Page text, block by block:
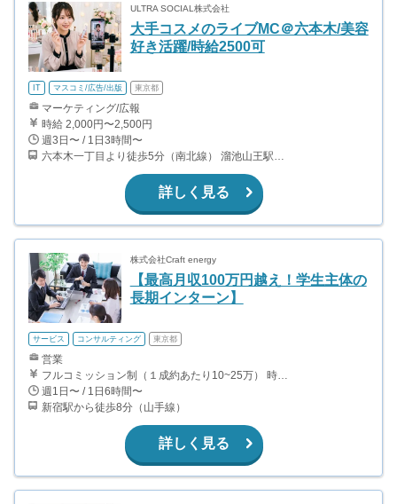
ULTRA SOCIAL株式会社
大手コスメのライブMC＠六本木/美容
好き活躍/時給2500可
IT マスコミ/広告/出版 東京都
マーケティング/広報
時給 2,000円〜2,500円
週3日〜 / 1日3時間〜
詳しく見る
株式会社Craft energy
【最高月収100万円越え！学生主体の
長期インターン】
サービス コンサルティング 東京都
営業
フルコミッション制（１成約あたり10~25万） 時給換算で（2000円〜2500円）程度が目安となります。 月100万を稼ぐ学生多数在籍しています。 ■収入例 〇入社1か月目（早稲田大学2年生） 役職：アポインター 月間1契約×10万円＝10万円 ＋交通費 〇入社3か月目（明治大学2年生） 役職：アポインター 月間2契約×13万円＝26万円 ＋交通費 〇入社6か月目（慶應義塾大学3年生） 役職：アポインター 月間5契約×15万円＝75万円 ＋交通費 〇入社15か月目（東京大学3年生） 役職：クローザー 月間3契約×25万=75万円 ＋交通費 交通費支給あり
週1日〜 / 1日6時間〜
新宿駅から徒歩8分（山手線）
詳しく見る